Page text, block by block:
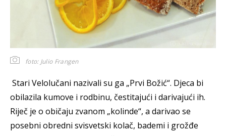
foto: Julio Frangen
Stari Velolučani nazivali su ga „Prvi Božić“. Djeca bi
obilazila kumove i rodbinu, čestitajući i darivajući ih.
Riječ je o običaju zvanom „kolinde“, a darivao se
posebni obredni svisvetski kolač, bademi i grožđe